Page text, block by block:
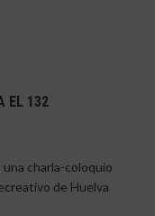
EL 132
charla-coloquio
de Huelva